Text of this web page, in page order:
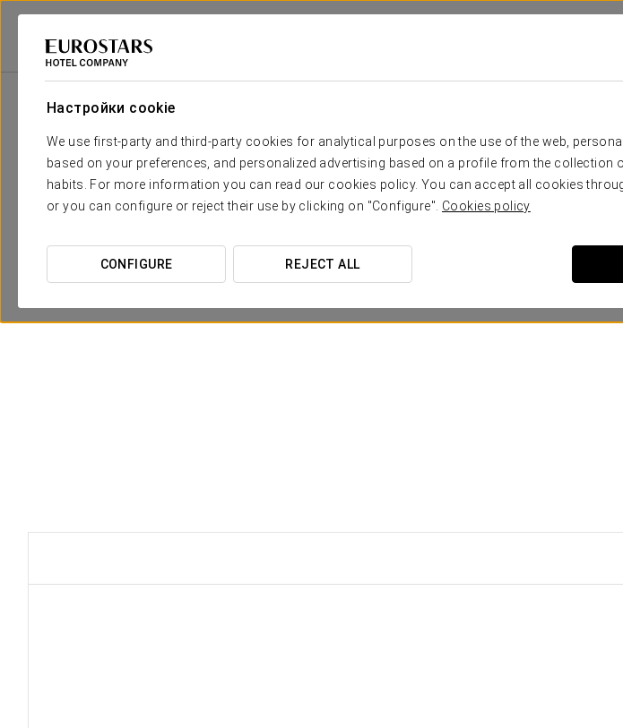
Настройки cookie
We use first-party and third-party cookies for analytical purposes on the use of the web,
based on your preferences, and personalized advertising based on a profile from the collection
habits. For more information you can read our cookies policy. You can accept all cookies
or you can configure or reject their use by clicking on "Configure". Cookies policy
CONFIGURE REJECT ALL
Eurostars Hotel Company